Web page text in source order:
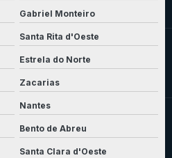
Gabriel Monteiro
Santa Rita d'Oeste
Estrela do Norte
Zacarias
Nantes
Bento de Abreu
Santa Clara d'Oeste